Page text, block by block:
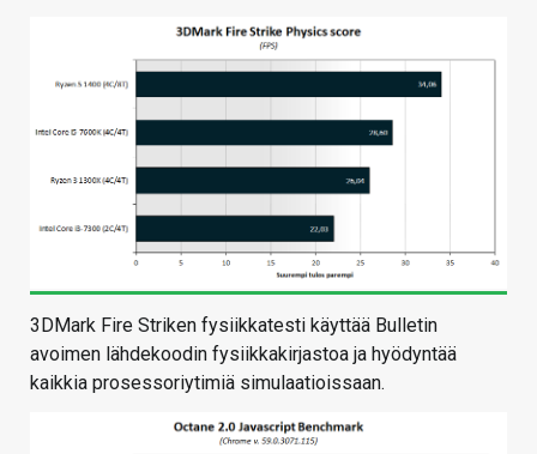
3DMark Fire Striken fysiikkatesti käyttää Bulletin
avoimen lähdekoodin fysiikkakirjastoa ja hyödyntää
kaikkia prosessoriytimiä simulaatioissaan.